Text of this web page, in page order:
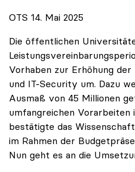
OTS 14. Mai 2025
Die öffentlichen
Vorhaben zur Erhöhung
und IT-Security um. Dazu
Ausmaß von 45 Millionen
umfangreichen Vorarbeiten
bestätigte das
im Rahmen der
Nun geht es an die